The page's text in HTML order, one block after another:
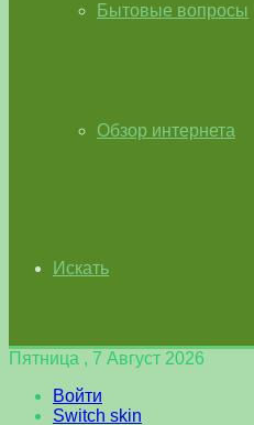
Бытовые вопросы
Обзор интернета
Искать
Пятница , 7 Август 2026
Войти
Switch skin